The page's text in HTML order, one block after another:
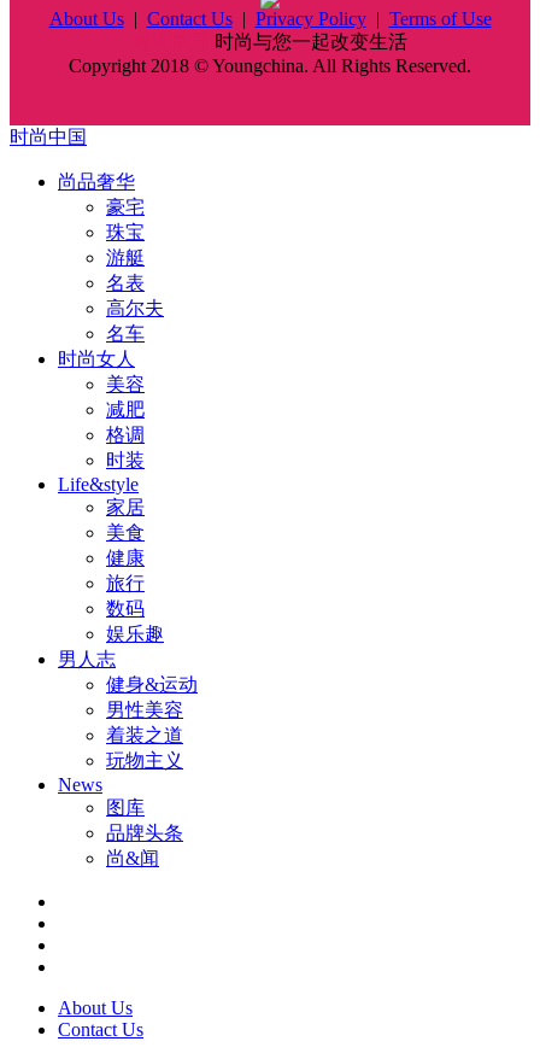
About Us| Contact Us| Privacy Policy| Terms of Use
时尚与您一起改变生活
Copyright 2018 © Youngchina. All Rights Reserved.
时尚中国
尚品奢华
豪宅
珠宝
游艇
名表
高尔夫
名车
时尚女人
美容
减肥
格调
时装
Life&style
家居
美食
健康
旅行
数码
娱乐趣
男人志
健身&运动
男性美容
着装之道
玩物主义
News
图库
品牌头条
尚&闻
About Us
Contact Us